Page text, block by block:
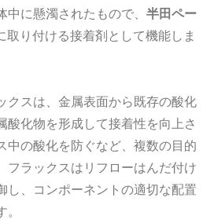
に懸濁されたもので、 半田ペー
取り付ける接着剤として機能しま
クスは、金属表面から既存の酸化
酸化物を形成して接着性を向上さ
中の酸化を防ぐなど、複数の目的
フラックスはリフローはんだ付け
し、コンポーネントの適切な配置